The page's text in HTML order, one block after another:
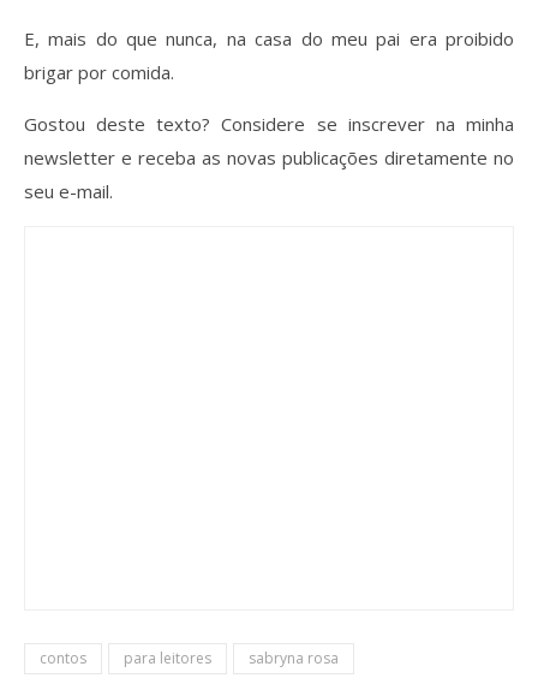
E, mais do que nunca, na casa do meu pai era proibido
brigar por comida.
Gostou deste texto? Considere se inscrever na minha
newsletter e receba as novas publicações diretamente no
seu e-mail.
contos para leitores sabryna rosa